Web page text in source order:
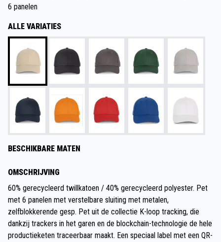
6 panelen
ALLE VARIATIES
BESCHIKBARE MATEN
OMSCHRIJVING
60% gerecycleerd twillkatoen / 40% gerecycleerd polyester. Pet
met 6 panelen met verstelbare sluiting met metalen,
zelfblokkerende gesp. Pet uit de collectie K-loop tracking, die
dankzij trackers in het garen en de blockchain-technologie de hele
productieketen traceerbaar maakt. Een speciaal label met een QR-